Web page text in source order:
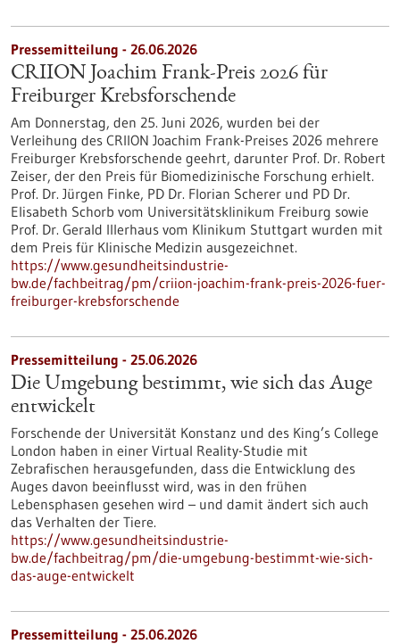
Pressemitteilung - 26.06.2026
CRIION Joachim Frank-Preis 2026 für
Freiburger Krebsforschende
Am Donnerstag, den 25. Juni 2026, wurden bei der
Verleihung des CRIION Joachim Frank-Preises 2026 mehrere
Freiburger Krebsforschende geehrt, darunter Prof. Dr. Robert
Zeiser, der den Preis für Biomedizinische Forschung erhielt.
Prof. Dr. Jürgen Finke, PD Dr. Florian Scherer und PD Dr.
Elisabeth Schorb vom Universitätsklinikum Freiburg sowie
Prof. Dr. Gerald Illerhaus vom Klinikum Stuttgart wurden mit
dem Preis für Klinische Medizin ausgezeichnet.
https://www.gesundheitsindustrie-
bw.de/fachbeitrag/pm/criion-joachim-frank-preis-2026-fuer-
freiburger-krebsforschende
Pressemitteilung - 25.06.2026
Die Umgebung bestimmt, wie sich das Auge
entwickelt
Forschende der Universität Konstanz und des King’s College
London haben in einer Virtual Reality-Studie mit
Zebrafischen herausgefunden, dass die Entwicklung des
Auges davon beeinflusst wird, was in den frühen
Lebensphasen gesehen wird – und damit ändert sich auch
das Verhalten der Tiere.
https://www.gesundheitsindustrie-
bw.de/fachbeitrag/pm/die-umgebung-bestimmt-wie-sich-
das-auge-entwickelt
Pressemitteilung - 25.06.2026